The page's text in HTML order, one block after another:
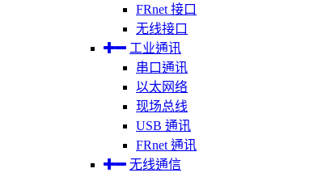
FRnet 接口
无线接口
工业通讯
串口通讯
以太网络
现场总线
USB 通讯
FRnet 通讯
无线通信